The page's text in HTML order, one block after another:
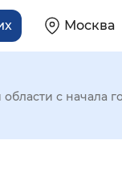
Москва
с начала